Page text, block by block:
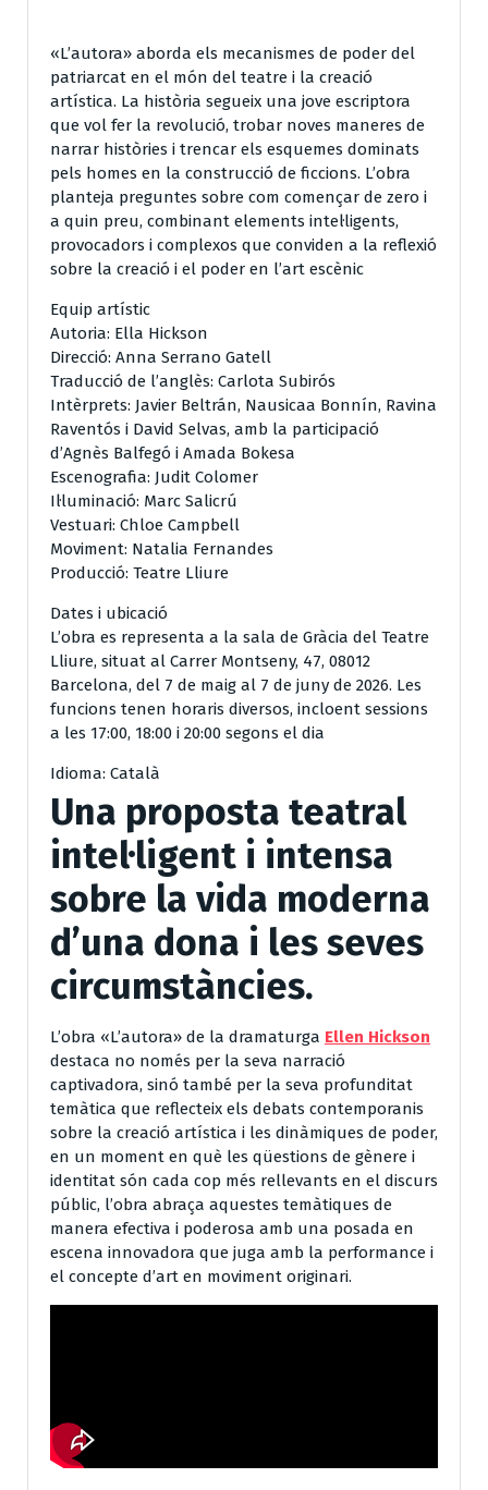
«L’autora» aborda els mecanismes de poder del
patriarcat en el món del teatre i la creació
artística. La història segueix una jove escriptora
que vol fer la revolució, trobar noves maneres de
narrar històries i trencar els esquemes dominats
pels homes en la construcció de ficcions. L’obra
planteja preguntes sobre com començar de zero i
a quin preu, combinant elements intel·ligents,
provocadors i complexos que conviden a la reflexió
sobre la creació i el poder en l’art escènic
Equip artístic
Autoria: Ella Hickson
Direcció: Anna Serrano Gatell
Traducció de l’anglès: Carlota Subirós
Intèrprets: Javier Beltrán, Nausicaa Bonnín, Ravina
Raventós i David Selvas, amb la participació
d’Agnès Balfegó i Amada Bokesa
Escenografia: Judit Colomer
Il·luminació: Marc Salicrú
Vestuari: Chloe Campbell
Moviment: Natalia Fernandes
Producció: Teatre Lliure
Dates i ubicació
L’obra es representa a la sala de Gràcia del Teatre
Lliure, situat al Carrer Montseny, 47, 08012
Barcelona, del 7 de maig al 7 de juny de 2026. Les
funcions tenen horaris diversos, incloent sessions
a les 17:00, 18:00 i 20:00 segons el dia
Idioma: Català
Una proposta teatral
intel·ligent i intensa
sobre la vida moderna
d’una dona i les seves
circumstàncies.
L’obra «L’autora» de la dramaturga Ellen Hickson
destaca no només per la seva narració
captivadora, sinó també per la seva profunditat
temàtica que reflecteix els debats contemporanis
sobre la creació artística i les dinàmiques de poder,
en un moment en què les qüestions de gènere i
identitat són cada cop més rellevants en el discurs
públic, l’obra abraça aquestes temàtiques de
manera efectiva i poderosa amb una posada en
escena innovadora que juga amb la performance i
el concepte d’art en moviment originari.